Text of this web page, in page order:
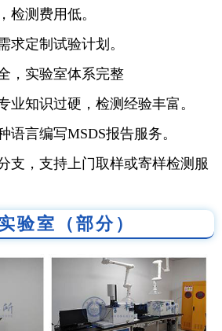
检测费用低。
求定制试验计划。
，实验室体系完整
业知识过硬，检测经验丰富。
语言编写MSDS报告服务。
支，支持上门取样或寄样检测服
验室（部分）